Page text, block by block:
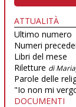
ATTUALITÀ
Ultimo numero
Numeri
Libri del mese
Riletture di
Parole delle
"Io non mi
DOCUMENTI